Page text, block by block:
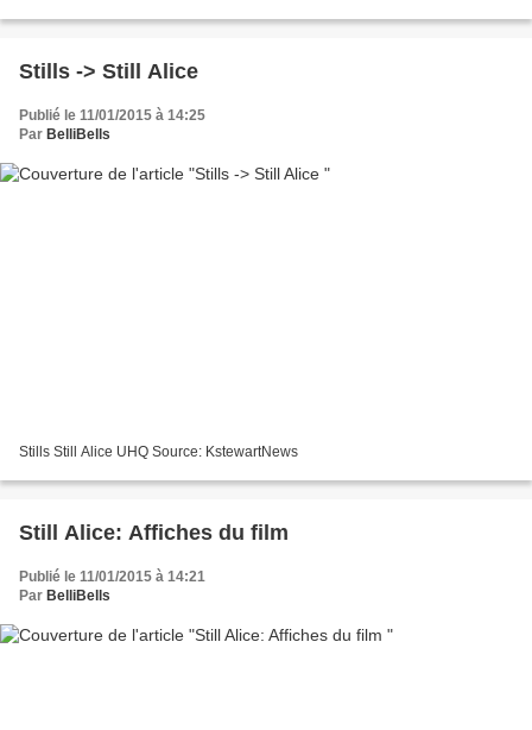
Stills -> Still Alice
Publié le 11/01/2015 à 14:25
Par BelliBells
Stills Still Alice UHQ Source: KstewartNews
Still Alice: Affiches du film
Publié le 11/01/2015 à 14:21
Par BelliBells